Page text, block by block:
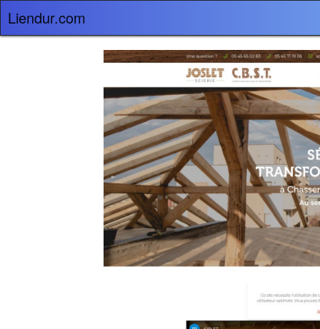
Liendur.com